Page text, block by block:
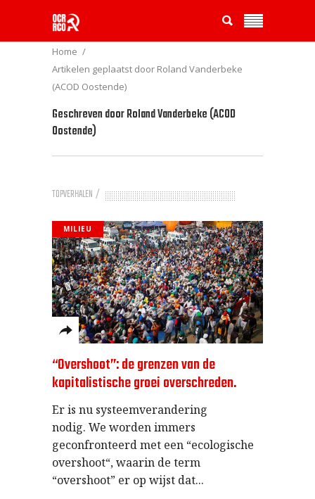
Home
Artikelen geplaatst door Roland Vanderbeke
(ACOD Oostende)
Geschreven doorRoland Vanderbeke (ACOD
Oostende)
TOPVERHALEN
MILIEU
“Overshoot”: de grenzen van de
kapitalistische groei overschreden.
Er is nu systeemverandering
nodig. We worden immers
geconfronteerd met een “ecologische
overshoot“, waarin de term
“overshoot” er op wijst dat